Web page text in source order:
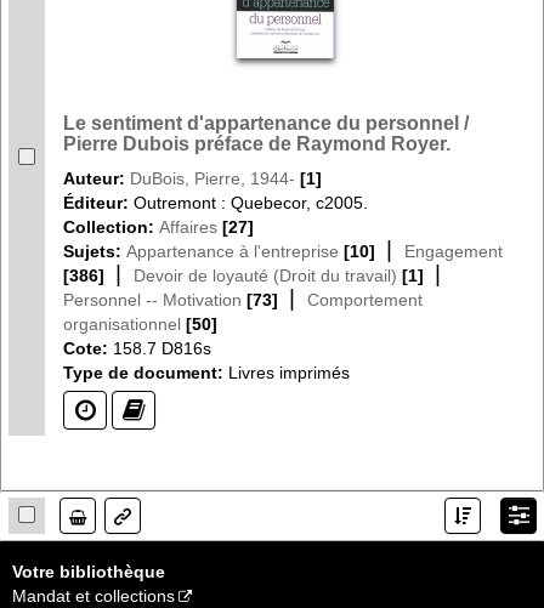
Le sentiment d'appartenance du personnel /
Pierre Dubois préface de Raymond Royer.
Auteur: DuBois, Pierre, 1944- [1]
Éditeur: Outremont : Quebecor, c2005.
Collection: Affaires [27]
Sujets: Appartenance à l'entreprise [10] |
Engagement
[386]
| Devoir de loyauté (Droit du travail) [1] |
Personnel -- Motivation [73] |
Comportement
organisationnel [50]
Cote: 158.7 D816s
Type de document: Livres imprimés
(?) (?)
Lien
Votre bibliothèque
Mandat et collections